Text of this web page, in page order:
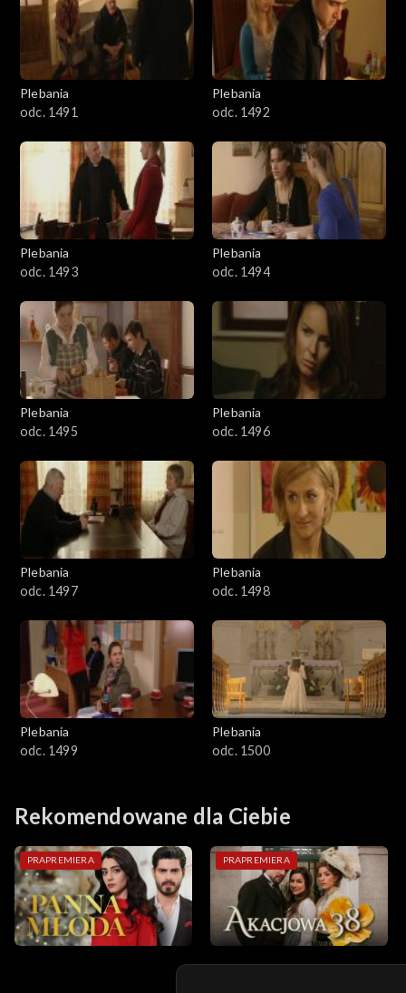
Plebania
odc. 1491
Plebania
odc. 1492
Plebania
odc. 1493
Plebania
odc. 1494
Plebania
odc. 1495
Plebania
odc. 1496
Plebania
odc. 1497
Plebania
odc. 1498
Plebania
odc. 1499
Plebania
odc. 1500
Rekomendowane dla Ciebie
PRAPREMIERA PRAPREMIERA